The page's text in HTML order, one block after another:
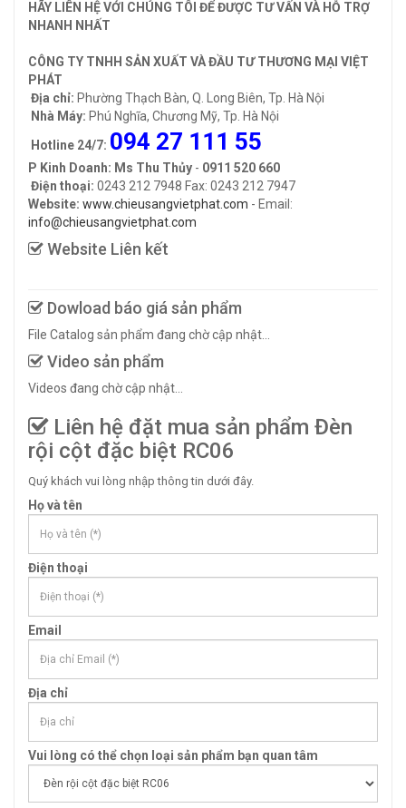
HÃY LIÊN HỆ VỚI CHÚNG TÔI ĐỂ ĐƯỢC TƯ VẤN VÀ HỖ TRỢ
NHANH NHẤT
CÔNG TY TNHH SẢN XUẤT VÀ ĐẦU TƯ THƯƠNG MẠI VIỆT
PHÁT
Địa chỉ: Phường Thạch Bàn, Q. Long Biên, Tp. Hà Nội
Nhà Máy: Phú Nghĩa, Chương Mỹ, Tp. Hà Nội
Hotline 24/7: 094 27 111 55
P Kinh Doanh: Ms Thu Thủy - 0911 520 660
Điện thoại: 0243 212 7948 Fax: 0243 212 7947
Website: www.chieusangvietphat.com - Email:
info@chieusangvietphat.com
Website Liên kết
Dowload báo giá sản phẩm
File Catalog sản phẩm đang chờ cập nhật...
Video sản phẩm
Videos đang chờ cập nhật...
Liên hệ đặt mua sản phẩm Đèn
rội cột đặc biệt RC06
Quý khách vui lòng nhập thông tin dưới đây.
Họ và tên
Điện thoại
Email
Địa chỉ
Vui lòng có thể chọn loại sản phẩm bạn quan tâm